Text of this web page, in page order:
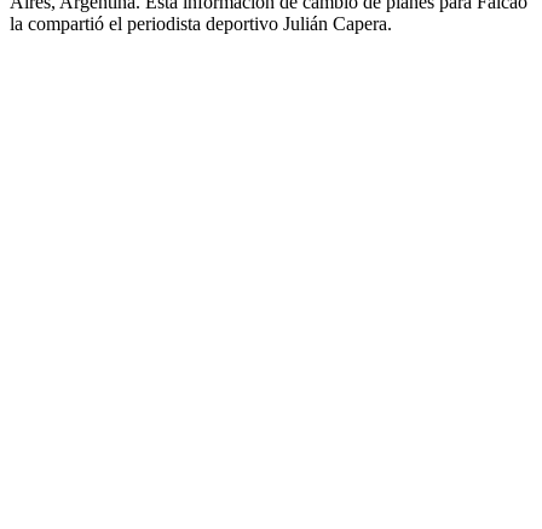
la compartió el periodista deportivo Julián Capera.